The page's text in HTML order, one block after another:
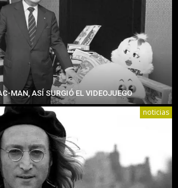
MAN, ASÍ SURGIÓ EL VIDEOJUEGO
noticias